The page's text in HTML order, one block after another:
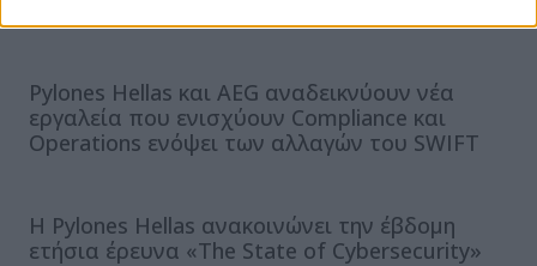
Pylones Hellas και AEG αναδεικνύουν νέα
εργαλεία που ενισχύουν Compliance και
Operations ενόψει των αλλαγών του SWIFT
Η Pylones Hellas ανακοινώνει την έβδομη
ετήσια έρευνα «The State of Cybersecurity»